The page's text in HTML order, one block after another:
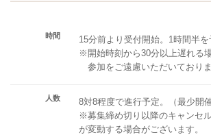
時間
15分前より受付開始。1時間半を
※開始時刻から30分以上遅れる
参加をご遠慮いただいておりま
人数
8対8程度で進行予定。（最少開
※募集締め切り以降のキャンセ
が変動する場合がございます。